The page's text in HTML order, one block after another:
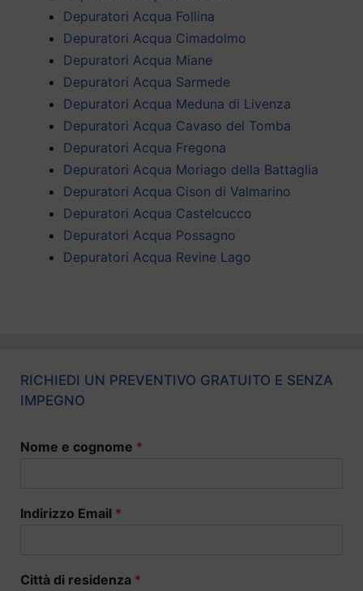
Depuratori Acqua Follina
Depuratori Acqua Cimadolmo
Depuratori Acqua Miane
Depuratori Acqua Sarmede
Depuratori Acqua Meduna di Livenza
Depuratori Acqua Cavaso del Tomba
Depuratori Acqua Fregona
Depuratori Acqua Moriago della Battaglia
Depuratori Acqua Cison di Valmarino
Depuratori Acqua Castelcucco
Depuratori Acqua Possagno
Depuratori Acqua Revine Lago
RICHIEDI UN PREVENTIVO GRATUITO E SENZA
IMPEGNO
Nome e cognome *
Indirizzo Email *
Città di residenza *